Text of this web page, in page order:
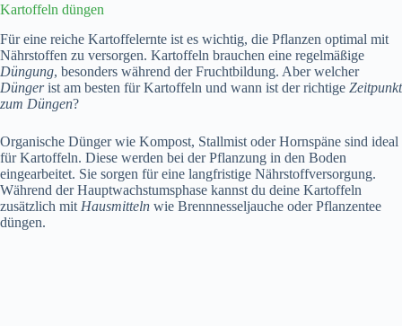
Kartoffeln düngen
Für eine reiche Kartoffelernte ist es wichtig, die Pflanzen optimal mit
Nährstoffen zu versorgen. Kartoffeln brauchen eine regelmäßige
Düngung, besonders während der Fruchtbildung. Aber welcher
Düngerist am besten für Kartoffeln und wann ist der richtige Zeitpunkt
zum Düngen?
Organische Dünger wie Kompost, Stallmist oder Hornspäne sind ideal
für Kartoffeln. Diese werden bei der Pflanzung in den Boden
eingearbeitet. Sie sorgen für eine langfristige Nährstoffversorgung.
Während der Hauptwachstumsphase kannst du deine Kartoffeln
zusätzlich mit Hausmitteln wie Brennnesseljauche oder Pflanzentee
düngen.